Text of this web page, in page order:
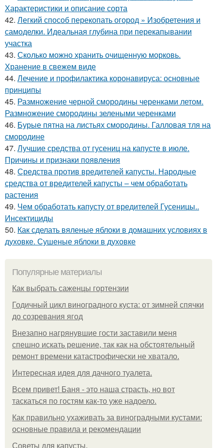
Характеристики и описание сорта
42. Легкий способ перекопать огород » Изобретения и
самоделки. Идеальная глубина при перекапывании
участка
43. Сколько можно хранить очищенную морковь.
Хранение в свежем виде
44. Лечение и профилактика коронавируса: основные
принципы
45. Размножение черной смородины черенками летом.
Размножение смородины зелеными черенками
46. Бурые пятна на листьях смородины. Галловая тля на
смородине
47. Лучшие средства от гусениц на капусте в июле.
Причины и признаки появления
48. Средства против вредителей капусты. Народные
средства от вредителей капусты – чем обработать
растения
49. Чем обработать капусту от вредителей Гусеницы..
Инсектициды
50. Как сделать вяленые яблоки в домашних условиях в
духовке. Сушеные яблоки в духовке
Популярные материалы
Как выбрать саженцы гортензии
Годичный цикл виноградного куста: от зимней спячки
до созревания ягод
Внезапно нагрянувшие гости заставили меня
спешно искать решение, так как на обстоятельный
ремонт времени катастрофически не хватало.
Интересная идея для дачного туалета.
Всем привет! Баня - это наша страсть, но вот
таскаться по гостям как-то уже надоело.
Как правильно ухаживать за виноградными кустами:
основные правила и рекомендации
Советы для капусты.